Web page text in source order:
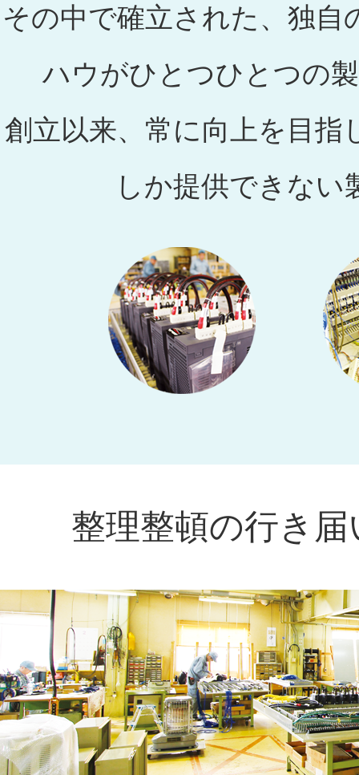
その中で確立された、独
ハウがひとつひとつの
創立以来、常に向上を目指
しか提供できない
整理整頓の行き